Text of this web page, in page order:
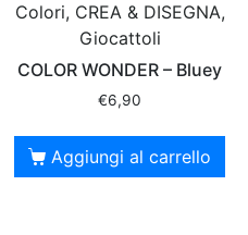
Colori, CREA & DISEGNA,
Giocattoli
COLOR WONDER – Bluey
€6,90
Aggiungi al carrello